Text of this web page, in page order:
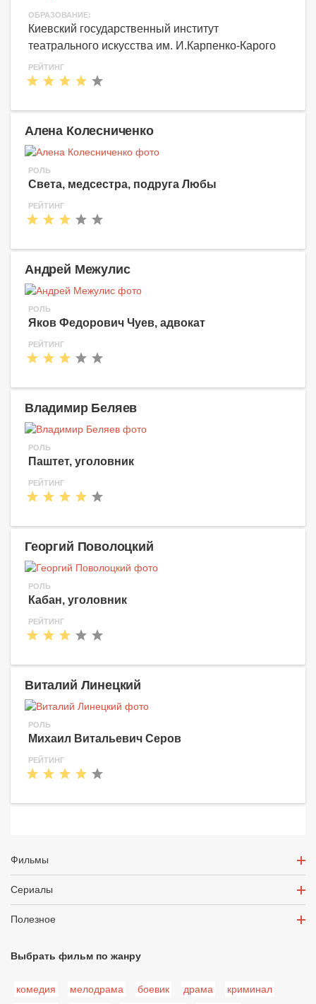
ОБРАЗОВАНИЕ:
Киевский государственный институт
театрального искусства им. И.Карпенко-Карого
РЕЙТИНГ
Алена Колесниченко
РОЛЬ
Света, медсестра, подруга Любы
РЕЙТИНГ
Андрей Межулис
РОЛЬ
Яков Федорович Чуев, адвокат
РЕЙТИНГ
Владимир Беляев
РОЛЬ
Паштет, уголовник
РЕЙТИНГ
Георгий Поволоцкий
РОЛЬ
Кабан, уголовник
РЕЙТИНГ
Виталий Линецкий
РОЛЬ
Михаил Витальевич Серов
РЕЙТИНГ
Фильмы
Сериалы
Полезное
Выбрать фильм по жанру
комедия мелодрама боевик драма криминал